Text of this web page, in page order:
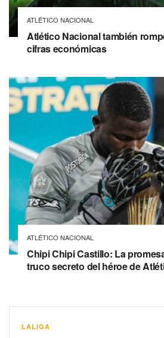
ATLÉTICO NACIONAL
Atlético Nacional también
cifras económicas
ATLÉTICO NACIONAL
Chipi Chipi Castillo: La
truco secreto del héroe de
LALIGA